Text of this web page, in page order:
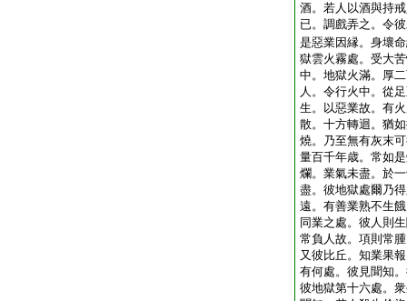
酒。若人以酒與持
已。調戲弄之。令
是惡業因縁。身壞
獄雲火霧處。受大
中。地獄火滿。厚
人。令行火中。從
生。以惡業故。有
散。十方轉迴。猶
燒。乃至無有灰末
量百千年歳。常如
爛。業氣未盡。於
盡。彼地獄處爾乃
遠。有善業熟不生
同業之處。彼人則
常負人故。項則常
又彼比丘。知業果
有何處。彼見聞知
彼地獄第十六處。